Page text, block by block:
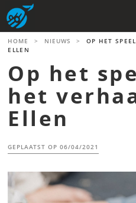
Skip
to
content
HOME > NIEUWS >
OP HET
ELLEN
Op het
het
Ellen
GEPLAATST OP06/04/2021